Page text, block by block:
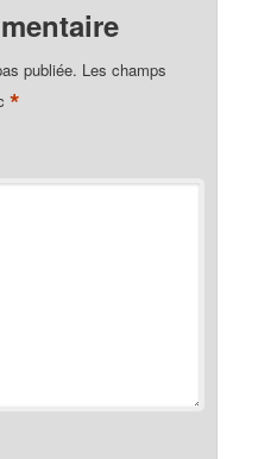
publiée. Les champs
*